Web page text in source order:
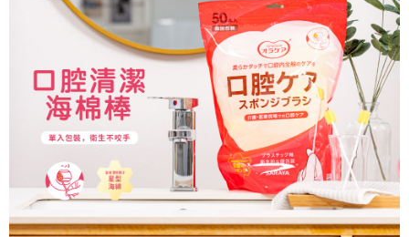
每筆NT$60，滿NT$1,000(含以上)免運費
每筆NT$60
付款後7-11取貨
每筆NT$60，滿NT$1,000(含以上)免運費
宅配取貨
每筆NT$100，滿NT$1,500(含以上)免運費